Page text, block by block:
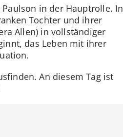
Paulson in der Hauptrolle. In
Tochter und ihrer
Allen) in vollständiger
das Leben mit ihrer
An diesem Tag ist